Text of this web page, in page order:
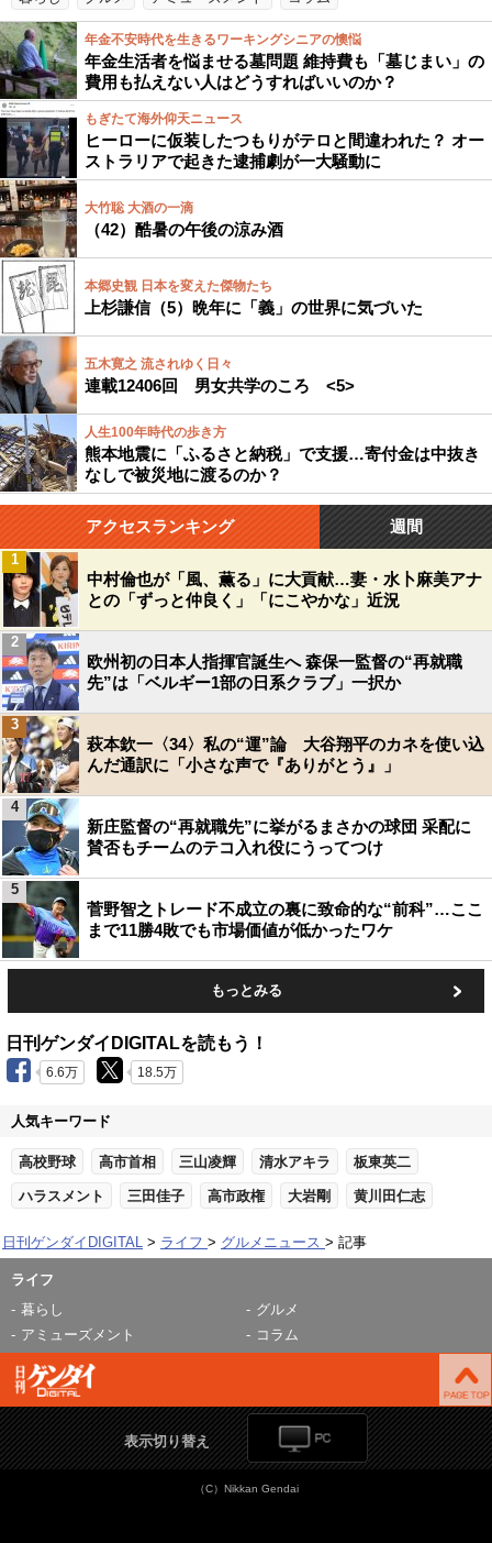
年金不安時代を生きるワーキングシニアの懊悩
年金生活者を悩ませる墓問題 維持費も「墓じまい」の
費用も払えない人はどうすればいいのか？
もぎたて海外仰天ニュース
ヒーローに仮装したつもりがテロと間違われた？ オー
ストラリアで起きた逮捕劇が一大騒動に
大竹聡 大酒の一滴
（42）酷暑の午後の涼み酒
本郷史観 日本を変えた傑物たち
上杉謙信（5）晩年に「義」の世界に気づいた
五木寛之 流されゆく日々
連載12406回 男女共学のころ <5>
人生100年時代の歩き方
熊本地震に「ふるさと納税」で支援…寄付金は中抜き
なしで被災地に渡るのか？
アクセスランキング 週間
中村倫也が「風、薫る」に大貢献…妻・水卜麻美アナ
との「ずっと仲良く」「にこやかな」近況
1
欧州初の日本人指揮官誕生へ 森保一監督の“再就職
先”は「ベルギー1部の日系クラブ」一択か
2
萩本欽一〈34〉私の“運”論 大谷翔平のカネを使い込
んだ通訳に「小さな声で『ありがとう』」
3
新庄監督の“再就職先”に挙がるまさかの球団 采配に
賛否もチームのテコ入れ役にうってつけ
4
菅野智之トレード不成立の裏に致命的な“前科”…ここ
まで11勝4敗でも市場価値が低かったワケ
5
もっとみる
日刊ゲンダイDIGITALを読もう！
6.6万 18.5万
人気キーワード
高校野球 高市首相 三山凌輝 清水アキラ 板東英二
ハラスメント 三田佳子 高市政権 大岩剛 黄川田仁志
日刊ゲンダイDIGITAL ライフ グルメニュース 記事
ライフ
暮らし
グルメ
アミューズメント
コラム
表示切り替え
（C）Nikkan Gendai